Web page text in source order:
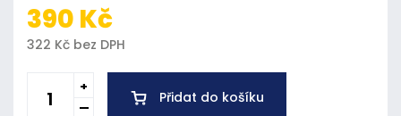
390 Kč
322 Kč bez DPH
Přidat do košíku